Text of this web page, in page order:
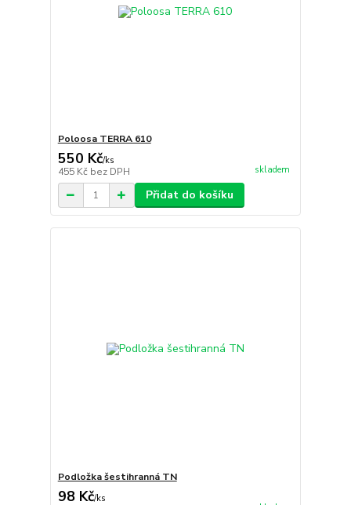
Poloosa TERRA 610
550 Kč/ks
455 Kč bez DPH skladem
Přidat do košíku
Podložka šestihranná TN
98 Kč/ks